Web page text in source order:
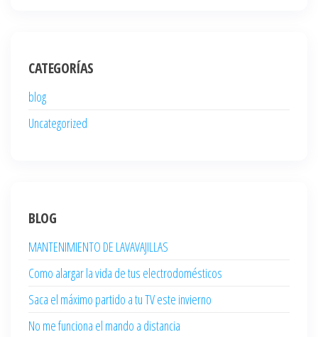
CATEGORÍAS
blog
Uncategorized
BLOG
MANTENIMIENTO DE LAVAVAJILLAS
Como alargar la vida de tus electrodomésticos
Saca el máximo partido a tu TV este invierno
No me funciona el mando a distancia